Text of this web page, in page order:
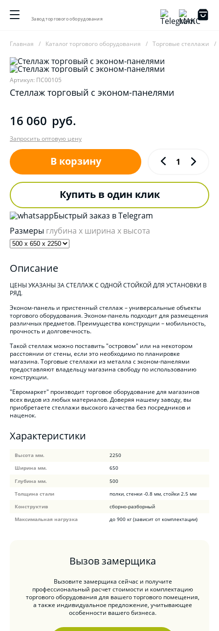
Завод торгового оборудования
Главная Каталог торгового оборудования Торговые стеллажи
Артикул: ПС00105
Стеллаж торговый с эконом-панелями
16 060 руб.
Запросить оптовую цену
В корзину
Купить в один клик
Быстрый заказ в Telegram
Размеры глубина x ширина x высота
Описание
ЦЕНЫ УКАЗАНЫ ЗА СТЕЛЛАЖ С ОДНОЙ СТОЙКОЙ ДЛЯ УСТАНОВКИ В
РЯД.
Эконом-панель и пристенный стеллаж – универсальные объекты
торгового оборудования. Эконом-панель подходит для размещения
различных предметов. Преимущества конструкции – мобильность,
прочность и долговечность.
Такой стеллаж можно поставить "островом" или на некотором
расстоянии от стены, если это необходимо по планировке
магазина.Торговые стеллажи из металла с эконом-панелями
предоставляют владельцу магазина свободу по использованию
конструкции.
"Евромаркет" производит торговое оборудование для магазинов
всех видов из любых материалов. Доверяя нашему заводу, вы
приобретаете стеллажи высокого качества без посредников и
наценок.
Характеристики
Высота мм.
2250
Ширина мм.
650
Глубина мм.
500
Толщина стали
полки, стенки -0.8 мм, стойки 2.5 мм
Конструктив
сборно-разборный
Максимальная нагрузка
до 900 кг (зависит от комплектации)
Вызов замерщика
Вызовите замерщика сейчас и получите
профессиональный расчет стоимости и комплектацию
торгового оборудования для вашего торгового помещения,
а также индивидуальное предложение, учитывающее
особенности вашего бизнеса.